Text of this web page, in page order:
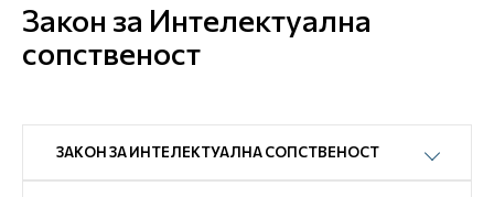
Физички лица
Бизнис заедница
Е-Царина
Медиа центар
Закон за Интелектуална
сопственост
ЗАКОН ЗА ИНТЕЛЕКТУАЛНА СОПСТВЕНОСТ